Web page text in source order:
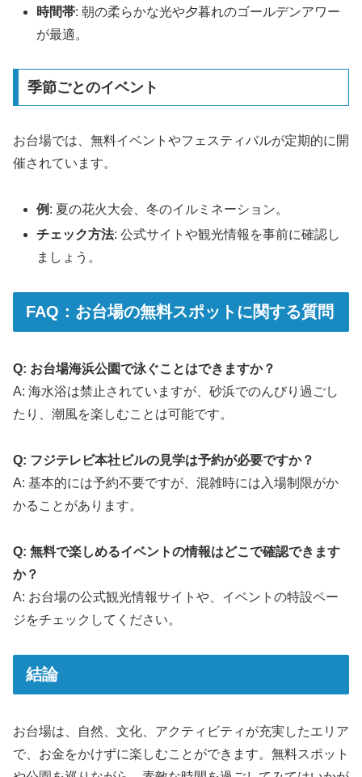
時間帯: 朝の柔らかな光や夕暮れのゴールデンアワー
が最適。
季節ごとのイベント
お台場では、無料イベントやフェスティバルが定期的に開
催されています。
例 : 夏の花火大会、冬のイルミネーション。
チェック方法: 公式サイトや観光情報を事前に確認し
ましょう。
FAQ：お台場の無料スポットに関する質問
Q: お台場海浜公園で泳ぐことはできますか？
A: 海水浴は禁止されていますが、砂浜でのんびり過ごし
たり、潮風を楽しむことは可能です。
Q: フジテレビ本社ビルの見学は予約が必要ですか？
A: 基本的には予約不要ですが、混雑時には入場制限がか
かることがあります。
Q: 無料で楽しめるイベントの情報はどこで確認できます
か？
A: お台場の公式観光情報サイトや、イベントの特設ペー
ジをチェックしてください。
結論
お台場は、自然、文化、アクティビティが充実したエリア
で、お金をかけずに楽しむことができます。無料スポット